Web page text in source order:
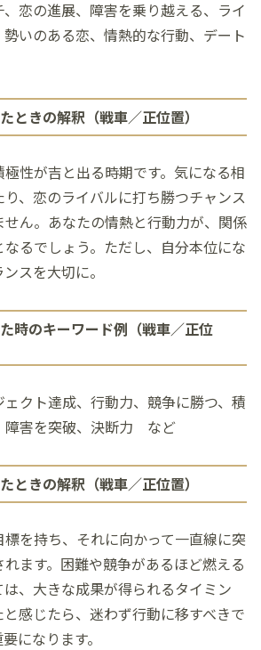
恋の進展、障害を乗り越える、ライ
いのある恋、情熱的な行動、デート
ときの解釈（戦車／正位置）
性が吉と出る時期です。気になる相
、恋のライバルに打ち勝つチャンス
ん。あなたの情熱と行動力が、関係
るでしょう。ただし、自分本位にな
スを大切に。
時のキーワード例（戦車／正位
クト達成、行動力、競争に勝つ、積
障害を突破、決断力 など
ときの解釈（戦車／正位置）
を持ち、それに向かって一直線に突
ます。困難や競争があるほど燃える
、大きな成果が得られるタイミン
感じたら、迷わず行動に移すべきで
になります。